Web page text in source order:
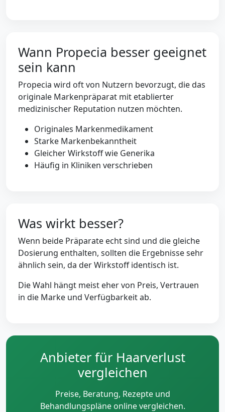
Wann Propecia besser geeignet
sein kann
Propecia wird oft von Nutzern bevorzugt, die das
originale Markenpräparat mit etablierter
medizinischer Reputation nutzen möchten.
Originales Markenmedikament
Starke Markenbekanntheit
Gleicher Wirkstoff wie Generika
Häufig in Kliniken verschrieben
Was wirkt besser?
Wenn beide Präparate echt sind und die gleiche
Dosierung enthalten, sollten die Ergebnisse sehr
ähnlich sein, da der Wirkstoff identisch ist.
Die Wahl hängt meist eher von Preis, Vertrauen
in die Marke und Verfügbarkeit ab.
Anbieter für Haarverlust
vergleichen
Preise, Beratung, Rezepte und
Behandlungspläne online vergleichen.